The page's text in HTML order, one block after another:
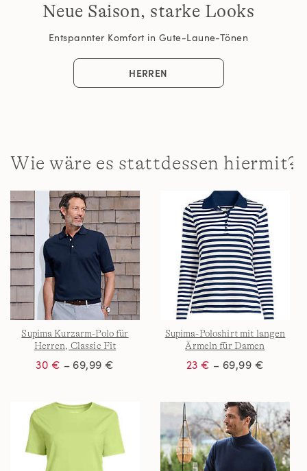
Neue Saison, starke Looks
Entspannter Komfort in Gute-Laune-Tönen
HERREN
Wie wäre es stattdessen hiermit?
Supima Kurzarm-Polo für
Herren, Classic Fit
30 € – 69,99 €
Supima-Poloshirt mit langen
Ärmeln für Damen
23 € – 69,99 €